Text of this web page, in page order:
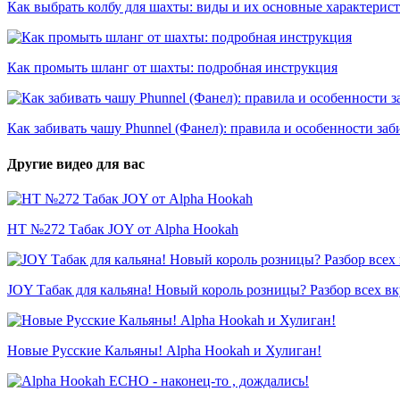
Как выбрать колбу для шахты: виды и их основные
Как промыть шланг от шахты: подробная инструкция
Как забивать чашу Phunnel (Фанел): правила и особенности
Другие видео для вас
HT №272 Табак JOY от Alpha Hookah
JOY Табак для кальяна! Новый король розницы? Разбор всех
Новые Русские Кальяны! Alpha Hookah и Хулиган!